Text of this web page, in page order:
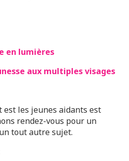
en lumières
aux multiples visages
les jeunes aidants est
rendez-vous pour un
tout autre sujet.